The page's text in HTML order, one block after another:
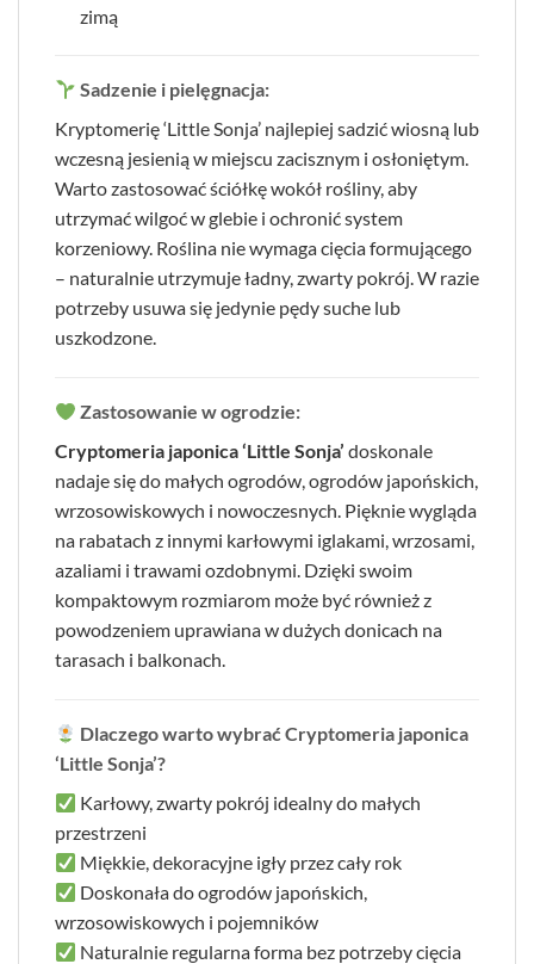
zimą
Sadzenie i pielęgnacja:
Kryptomerię ‘Little Sonja’ najlepiej sadzić wiosną lub
wczesną jesienią w miejscu zacisznym i osłoniętym.
Warto zastosować ściółkę wokół rośliny, aby
utrzymać wilgoć w glebie i ochronić system
korzeniowy. Roślina nie wymaga cięcia formującego
– naturalnie utrzymuje ładny, zwarty pokrój. W razie
potrzeby usuwa się jedynie pędy suche lub
uszkodzone.
Zastosowanie w ogrodzie:
Cryptomeria japonica ‘Little Sonja’ doskonale
nadaje się do małych ogrodów, ogrodów japońskich,
wrzosowiskowych i nowoczesnych. Pięknie wygląda
na rabatach z innymi karłowymi iglakami, wrzosami,
azaliami i trawami ozdobnymi. Dzięki swoim
kompaktowym rozmiarom może być również z
powodzeniem uprawiana w dużych donicach na
tarasach i balkonach.
Dlaczego warto wybrać Cryptomeria japonica
‘Little Sonja’?
Karłowy, zwarty pokrój idealny do małych
przestrzeni
Miękkie, dekoracyjne igły przez cały rok
Doskonała do ogrodów japońskich,
wrzosowiskowych i pojemników
Naturalnie regularna forma bez potrzeby cięcia